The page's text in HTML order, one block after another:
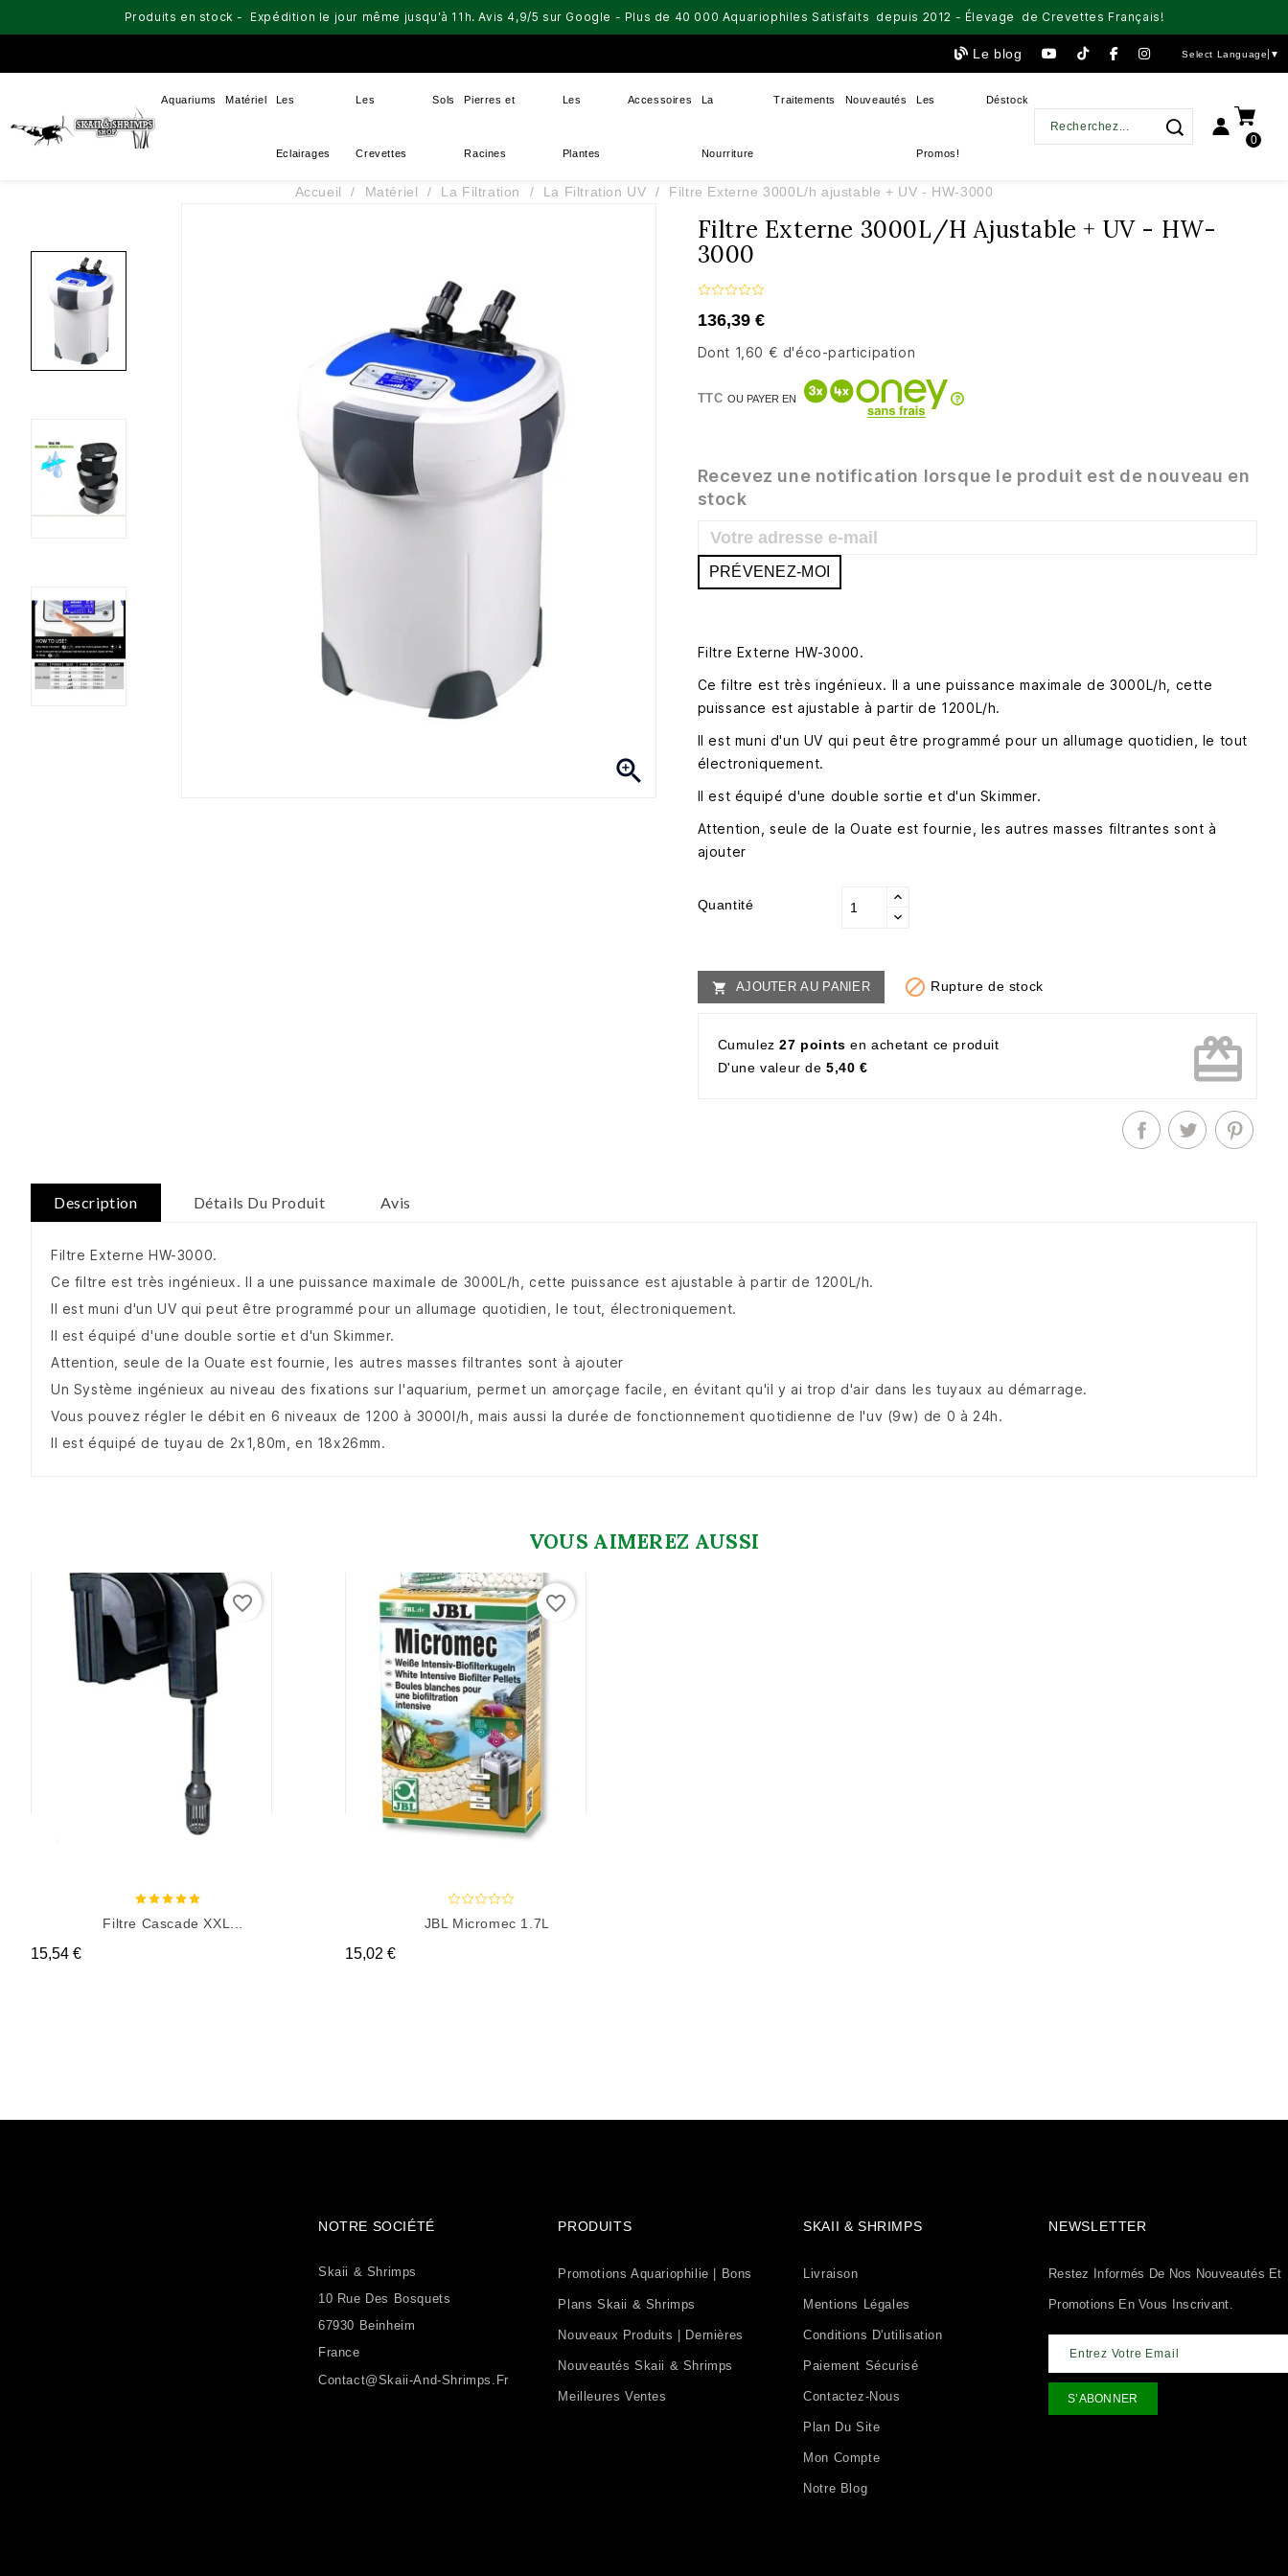
Produits en stock - Expédition le jour même jusqu'à 11h. Avis 4,9/5 sur Google - Plus de 40 000 Aquariophiles Satisfaits depuis 2012 - Élevage de Crevettes Français!
Le blog Select Language ▼
Aquariums Matériel Les
Eclairages
Les
Crevettes
Sols Pierres et
Racines
Les
Plantes
Accessoires La
Nourriture
Traitements Nouveautés Les
Promos!
Déstock
0
Accueil Matériel La Filtration La Filtration UV Filtre Externe 3000L/h ajustable + UV - HW-3000

Filtre Externe 3000L/h Ajustable + UV - HW-
3000
136,39 €
Dont 1,60 € d'éco-participation
TTCOU PAYER EN
Recevez une notification lorsque le produit est de nouveau en
stock
PRÉVENEZ-MOI
Filtre Externe HW-3000.
Ce filtre est très ingénieux. Il a une puissance maximale de 3000L/h, cette
puissance est ajustable à partir de 1200L/h.
Il est muni d'un UV qui peut être programmé pour un allumage quotidien, le tout
électroniquement.
Il est équipé d'une double sortie et d'un Skimmer.
Attention, seule de la Ouate est fournie, les autres masses filtrantes sont à
ajouter
Quantité
 AJOUTER AU PANIER  Rupture de stock
Cumulez27 points en achetant ce produit
D'une valeur de5,40 € card_giftcard
Description Détails Du Produit Avis
Filtre Externe HW-3000.
Ce filtre est très ingénieux. Il a une puissance maximale de 3000L/h, cette puissance est ajustable à partir de 1200L/h.
Il est muni d'un UV qui peut être programmé pour un allumage quotidien, le tout, électroniquement.
Il est équipé d'une double sortie et d'un Skimmer.
Attention, seule de la Ouate est fournie, les autres masses filtrantes sont à ajouter
Un Système ingénieux au niveau des fixations sur l'aquarium, permet un amorçage facile, en évitant qu'il y ai trop d'air dans les tuyaux au démarrage.
Vous pouvez régler le débit en 6 niveaux de 1200 à 3000l/h, mais aussi la durée de fonctionnement quotidienne de l'uv (9w) de 0 à 24h.
Il est équipé de tuyau de 2x1,80m, en 18x26mm.
VOUS AIMEREZ AUSSI
favorite_border
Filtre Cascade XXL...
Prix
15,54 €
favorite_border
JBL Micromec 1.7L
Prix
15,02 €
NOTRE SOCIÉTÉ
Skaii & Shrimps
10 Rue Des Bosquets
67930 Beinheim
France
Contact@skaii-And-Shrimps.fr
PRODUITS
Promotions Aquariophilie | Bons
Plans Skaii & Shrimps
Nouveaux Produits | Dernières
Nouveautés Skaii & Shrimps
Meilleures Ventes
SKAII & SHRIMPS
Livraison
Mentions Légales
Conditions D'utilisation
Paiement Sécurisé
Contactez-Nous
Plan Du Site
Mon Compte
Notre Blog
NEWSLETTER
Restez Informés De Nos Nouveautés Et
Promotions En Vous Inscrivant.